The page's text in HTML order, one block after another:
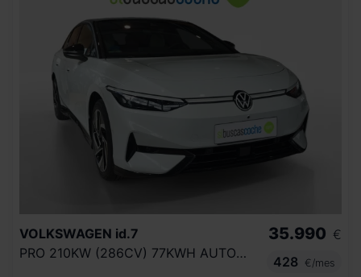
VOLKSWAGEN id.7
PRO 210KW (286CV) 77KWH AUTOMÁTICO
35.990 €
428
€/mes